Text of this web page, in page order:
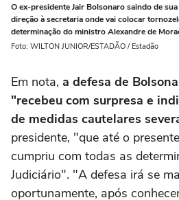
O ex-presidente Jair Bolsonaro saindo de
direção à secretaria onde vai colocar
determinação do ministro Alexandre de
Foto: WILTON JUNIOR/ESTADÃO / Estadão
Em nota, a defesa de
"recebeu com surpresa e
de medidas cautelares
presidente, "que até o
cumpriu com todas as
Judiciário". "A defesa irá se
oportunamente, após